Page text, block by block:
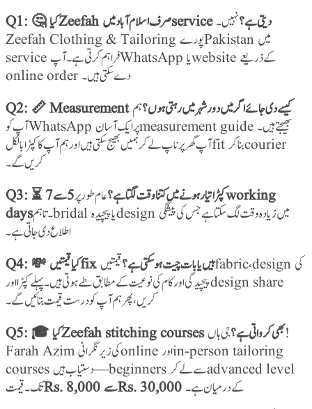
Q1: 🤔 کیا Zeefah صرف اسلام آباد میں service دیتی ہے؟نہیں۔
Zeefah Clothing & Tailoring پورے Pakistan میں
service فراہم کرتی ہے۔ آپ WhatsApp یا website کے ذریعے
online order دے سکتی ہیں۔
Q2: 📏 Measurement کیسے دی جائے اگر میں دور شہر میں رہتی ہوں؟ہم
آپ کو WhatsApp پر ایک آسان measurement guide بھیجتے ہیں۔
آپ گھر پر ناپ لے کر ہمیں بھیج سکتی ہیں اور ہم آپ کا کپڑا بالکل fit بنا کر courier
کریں گے۔
Q3: ⏳ کپڑا تیار ہونے میں کتنا وقت لگتا ہے؟عام طور پر
5 سے 7 working
days۔ تاہم bridal یا پیچیدہ design میں زیادہ وقت لگ سکتا ہے جس کی پیشگی
اطلاع دی جاتی ہے۔
Q4: 💸 کیا قیمتیں fix ہیں یا بات چیت ہو سکتی ہے؟قیمتیں fabric، design کی
پیچیدگی اور کام کی نوعیت کے مطابق طے ہوتی ہیں۔ پہلے کپڑا اور design share
کریں، پھر ہم آپ کو درست قیمت بتائیں گے۔
Q5: 🎓 کیا Zeefah stitching courses بھی کرواتی ہے؟جی ہاں!
Farah Azim کی زیر نگرانی online اور in-person tailoring
courses دستیاب ہیں — beginners سے لے کر advanced level
Rs. 8,000 سے Rs. 30,000کے درمیان ہے۔